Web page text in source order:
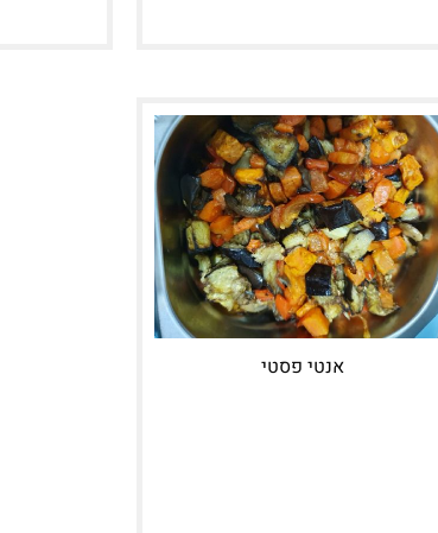
אנטי פסטי